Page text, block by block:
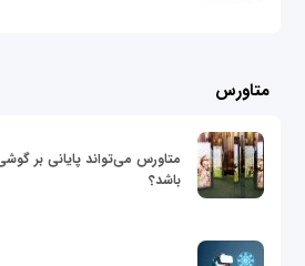
متاورس
متاورس می‌تواند پایانی بر
باشد؟